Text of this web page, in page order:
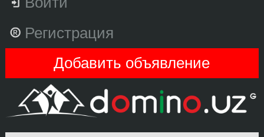
Регистрация
Добавить объявление